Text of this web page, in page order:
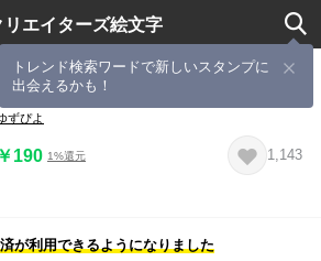
リエイターズ絵文字
トレンド検索ワードで新しいスタンプに
出会えるかも！
るふわインコ絵文字
ずぴよ
￥190 1%還元 1,143
が利用できるようになりました